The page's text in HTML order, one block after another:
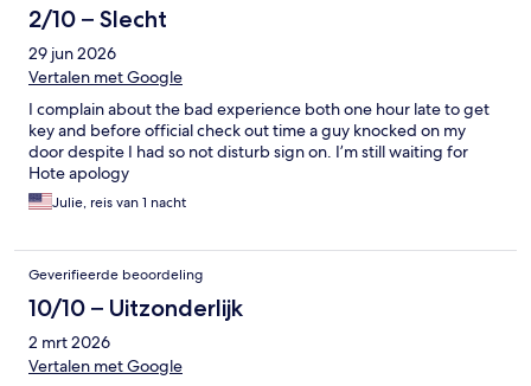
2/10 – Slecht
29 jun 2026
Vertalen met Google
I complain about the bad experience both one hour late to get
key and before official check out time a guy knocked on my
door despite I had so not disturb sign on. I’m still waiting for
Hote apology
Julie, reis van 1 nacht
Geverifieerde beoordeling
10/10 – Uitzonderlijk
2 mrt 2026
Vertalen met Google